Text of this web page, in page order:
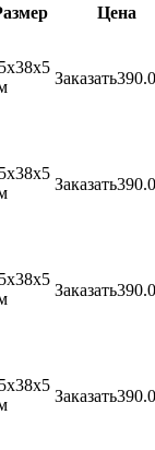
Цена
Заказать
Заказать
Заказать
Заказать